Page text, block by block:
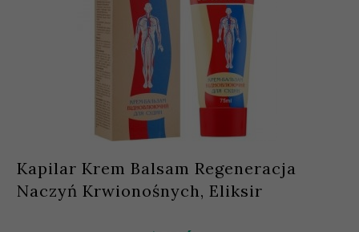
Kapilar Krem Balsam Regeneracja
Naczyń Krwionośnych, Eliksir